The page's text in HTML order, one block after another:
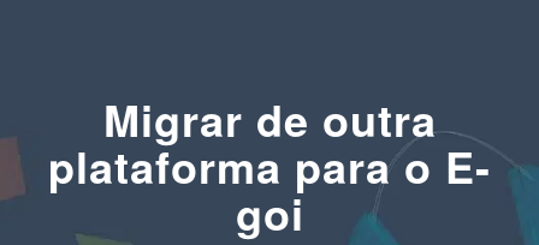
Migrar de outra
plataforma para o E-
goi